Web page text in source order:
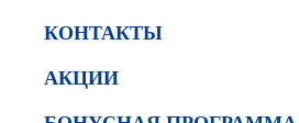
КОНТАКТЫ
АКЦИИ